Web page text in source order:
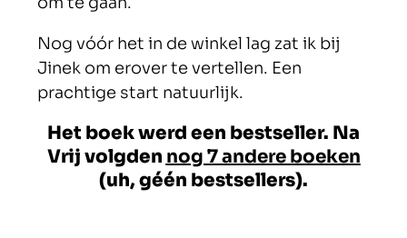
Nog vóór het in de winkel lag zat ik bij
Jinek om erover te vertellen. Een
prachtige start natuurlijk.
Het boek werd een bestseller. Na
Vrij volgden nog 7 andere boeken
(uh, géén bestsellers).